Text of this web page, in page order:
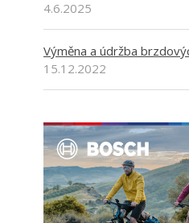
4.6.2025
Výměna a údržba
15.12.2022